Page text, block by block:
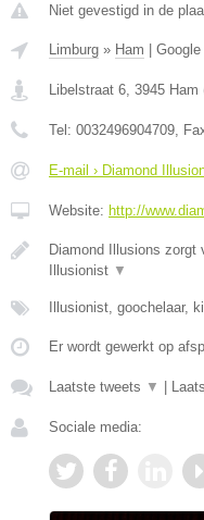
Niet gevestigd in de
Limburg » Ham
Libelstraat 6 3945 Ham
Tel: 0032496904709 ,
E-mail › Diamond
Website: http://
Diamond Illusions zorgt
Illusionist ▼
Illusionist, goochelaar,
Er wordt gewerkt op
Laatste tweets ▼
Sociale media: